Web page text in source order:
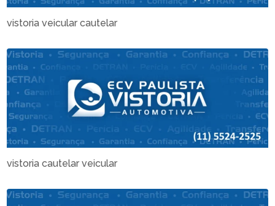
vistoria veicular cautelar
vistoria cautelar veicular